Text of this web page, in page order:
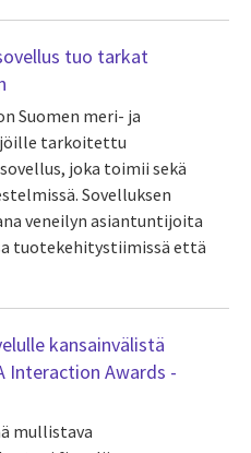
tuo tarkat
Suomen meri- ja
tarkoitettu
joka toimii sekä
Sovelluksen
veneilyn asiantuntijoita
tuotekehitystiimissä että
kansainvälistä
Interaction Awards -
mullistava